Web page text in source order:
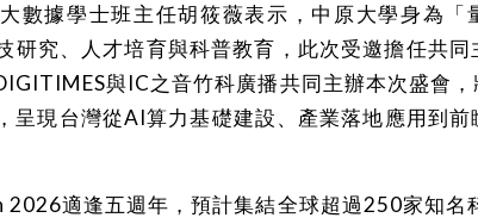
數據學士班主任胡筱薇表示，中原大學身為「
研究、人才培育與科普教育，此次受邀擔任共
與IC之音竹科廣播共同主辦本次盛會
呈現台灣從AI算力基礎建設、產業落地應用到
2026適逢五週年，預計集結全球超過250家知名